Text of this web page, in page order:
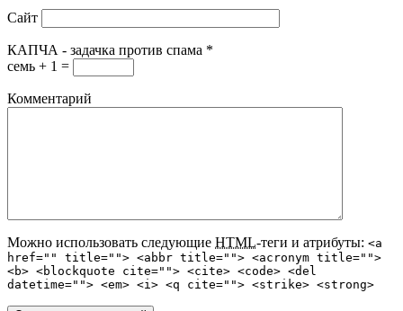
Сайт
КАПЧА - задачка против спама *
семь + 1 =
Комментарий
Можно использовать следующие HTML-теги и атрибуты: <a
href="" title=""> <abbr title=""> <acronym title="">
<b> <blockquote cite=""> <cite> <code> <del
datetime=""> <em> <i> <q cite=""> <strike> <strong>